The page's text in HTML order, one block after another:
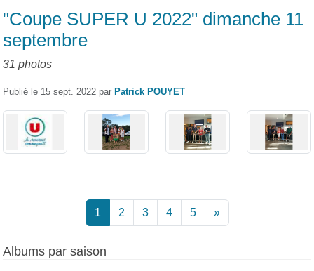
"Coupe SUPER U 2022" dimanche 11
septembre
31 photos
Publié le 15 sept. 2022 par Patrick POUYET
1 2 3 4 5 »
Albums par saison